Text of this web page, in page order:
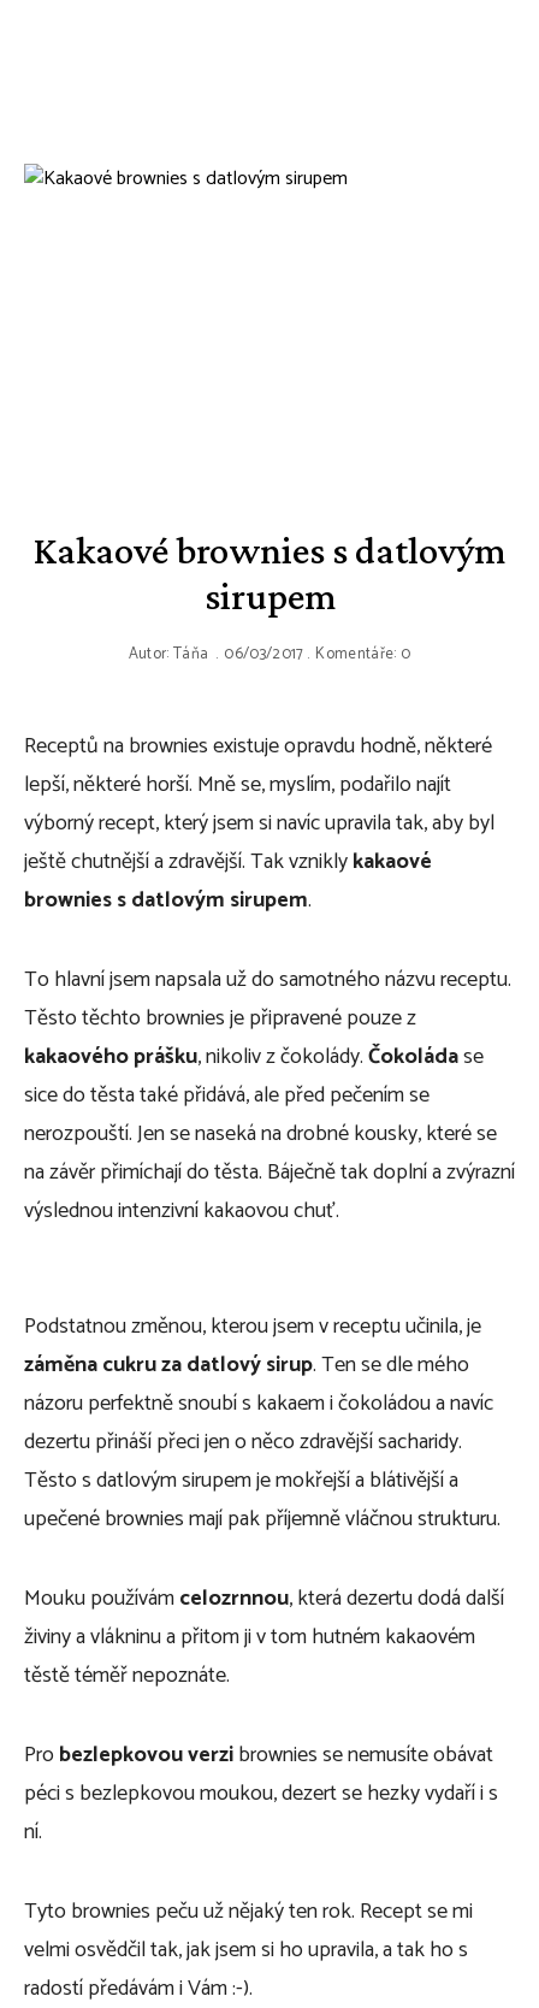
Kakaové brownies s datlovým
sirupem
Autor:Táňa 06/03/2017 Komentáře: 0
Receptů na brownies existuje opravdu hodně, některé
lepší, některé horší. Mně se, myslím, podařilo najít
výborný recept, který jsem si navíc upravila tak, aby byl
ještě chutnější a zdravější. Tak vzniklykakaové
brownies s datlovým sirupem.
To hlavní jsem napsala už do samotného názvu receptu.
Těsto těchto brownies je připravené pouze z
kakaového prášku, nikoliv z čokolády.Čokoládase
sice do těsta také přidává, ale před pečením se
nerozpouští. Jen se naseká na drobné kousky, které se
na závěr přimíchají do těsta. Báječně tak doplní a zvýrazní
výslednou intenzivní kakaovou chuť.
Podstatnou změnou, kterou jsem v receptu učinila, je
záměna cukru za datlový sirup. Ten se dle mého
názoru perfektně snoubí s kakaem i čokoládou a navíc
dezertu přináší přeci jen o něco zdravější sacharidy.
Těsto s datlovým sirupem je mokřejší a blátivější a
upečené brownies mají pak příjemně vláčnou strukturu.
Mouku používámcelozrnnou, která dezertu dodá další
živiny a vlákninu a přitom ji v tom hutném kakaovém
těstě téměř nepoznáte.
Pro bezlepkovou verzibrownies se nemusíte obávat
péci s bezlepkovou moukou, dezert se hezky vydaří i s
ní.
Tyto brownies peču už nějaký ten rok. Recept se mi
velmi osvědčil tak, jak jsem si ho upravila, a tak ho s
radostí předávám i Vám :-).